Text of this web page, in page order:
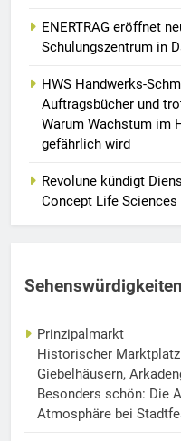
ENERTRAG eröffnet
Schulungszentrum in
HWS Handwerks-
Auftragsbücher und
Warum Wachstum im
gefährlich wird
Revolune kündigt
Concept Life Sciences
Prinzipalmarkt
Historischer
Giebelhäusern,
Besonders schön: Die
Atmosphäre bei